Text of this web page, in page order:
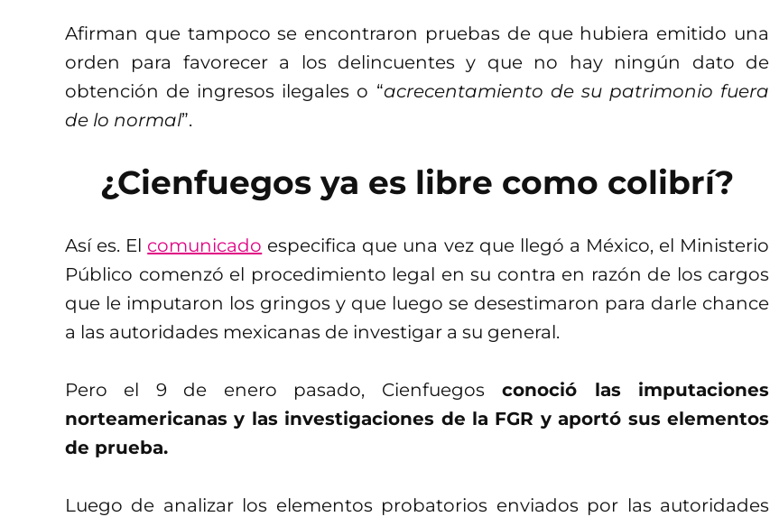
Afirman que tampoco se encontraron pruebas de que hubiera emitido una
orden para favorecer a los delincuentes y que no hay ningún dato de
obtención de ingresos ilegales o “acrecentamiento de su patrimonio fuera
de lo normal”.
¿Cienfuegos ya es libre como colibrí?
Así es. El comunicado especifica que una vez que llegó a México, el Ministerio
Público comenzó el procedimiento legal en su contra en razón de los cargos
que le imputaron los gringos y que luego se desestimaron para darle chance
a las autoridades mexicanas de investigar a su general.
Pero el 9 de enero pasado, Cienfuegos conoció las imputaciones
norteamericanas y las investigaciones de la FGR y aportó sus elementos
de prueba.
Luego de analizar los elementos probatorios enviados por las autoridades